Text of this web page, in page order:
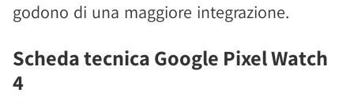
godono di una maggiore integrazione.
Scheda tecnica Google Pixel Watch
4